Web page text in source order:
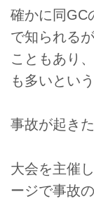
確かに同GC
で知られる
こともあり
も多いという
事故が起き
大会を主催
ージで事故